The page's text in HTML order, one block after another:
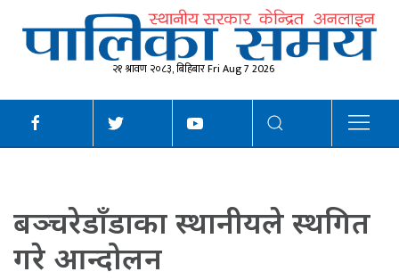
२१ श्रावण २०८३, बिहिबार Fri Aug 7 2026
बञ्चरेडाँडाका स्थानीयले स्थगित
गरे आन्दोलन